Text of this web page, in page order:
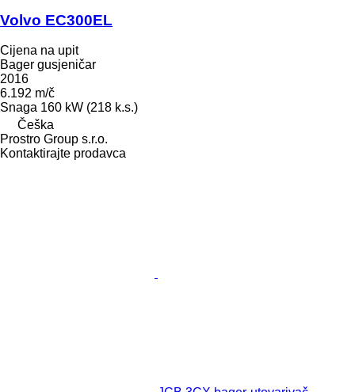
Volvo EC300EL
Cijena na upit
Bager gusjeničar
2016
6.192 m/č
Snaga 160 kW (218 k.s.)
Češka
Prostro Group s.r.o.
Kontaktirajte prodavca